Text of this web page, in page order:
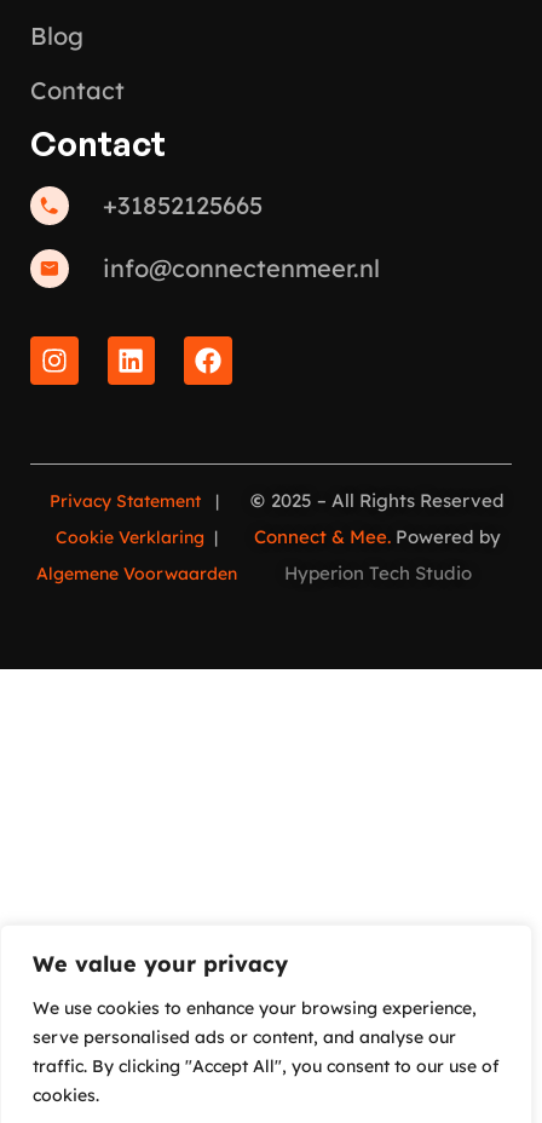
We value your privacy
We use cookies to enhance your browsing experience,
serve personalised ads or content, and analyse our
traffic. By clicking "Accept All", you consent to our use of
cookies.
Blog
Contact
Contact
+31852125665
info@connectenmeer.nl
© 2025 – All Rights Reserved
Connect & Mee. Powered by
Hyperion Tech Studio
Privacy Statement |
Cookie Verklaring |
Algemene Voorwaarden